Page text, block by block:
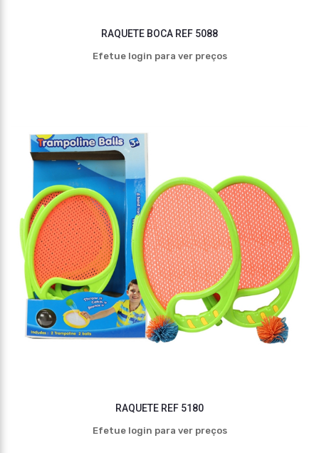
RAQUETE BOCA REF 5088
Efetue login para ver preços
RAQUETE REF 5180
Efetue login para ver preços